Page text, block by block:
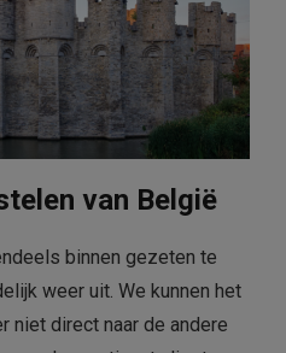
van België
binnen gezeten te
weer uit. We kunnen het
niet direct naar de andere